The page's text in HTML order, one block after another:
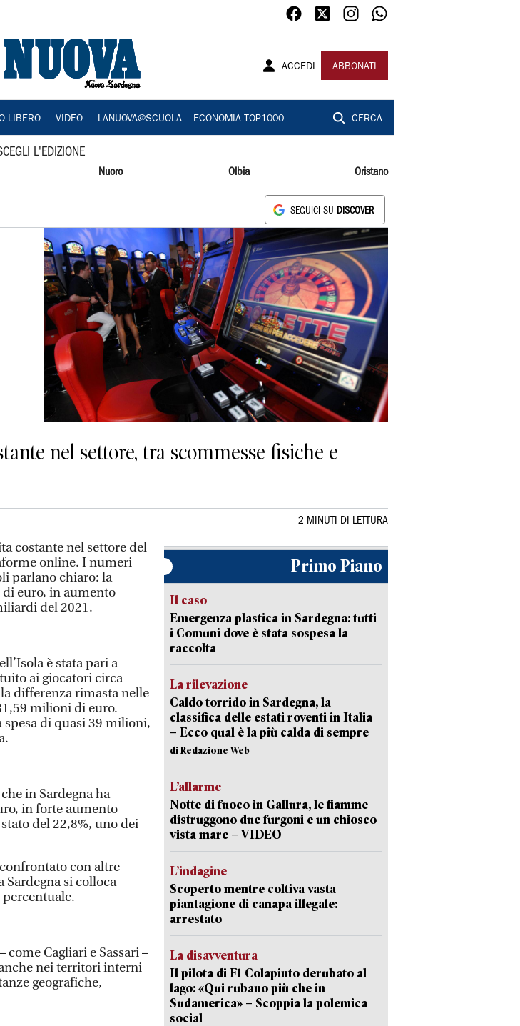
ACCEDI ABBONATI
LIBERO VIDEO LANUOVA@SCUOLA ECONOMIA TOP1000 CERCA
L'EDIZIONE
Nuoro Olbia Oristano
SEGUICI SU DISCOVER
nel settore, tra scommesse fisiche e
2 MINUTI DI LETTURA
costante nel settore del
online. I numeri
parlano chiaro: la
euro, in aumento
del 2021.
è stata pari a
ai giocatori circa
differenza rimasta nelle
milioni di euro.
di quasi 39 milioni,
in Sardegna ha
in forte aumento
del 22,8%, uno dei
con altre
si colloca
Cagliari e Sassari –
nei territori interni
geografiche,
Primo Piano
Il caso
Emergenza plastica in Sardegna: tutti
i Comuni dove è stata sospesa la
raccolta
La rilevazione
Caldo torrido in Sardegna, la
classifica delle estati roventi in Italia
– Ecco qual è la più calda di sempre
di Redazione Web
L’allarme
Notte di fuoco in Gallura, le fiamme
distruggono due furgoni e un chiosco
vista mare – VIDEO
L’indagine
Scoperto mentre coltiva vasta
piantagione di canapa illegale:
arrestato
La disavventura
Il pilota di F1 Colapinto derubato al
lago: «Qui rubano più che in
Sudamerica» – Scoppia la polemica
social